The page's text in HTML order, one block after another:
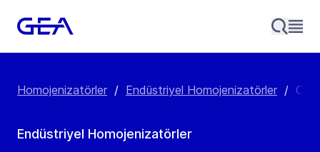
Homojenizatörler / Endüstriyel Homojenizatörler /
Endüstriyel Homojenizatörler